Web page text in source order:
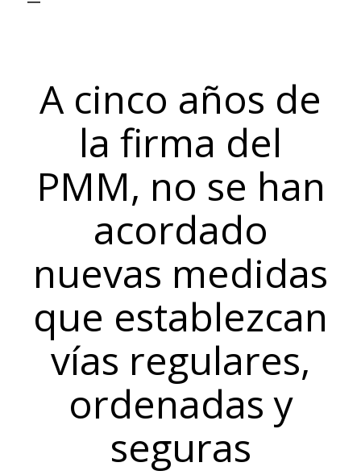
A cinco años de
la firma del
PMM, no se han
acordado
nuevas medidas
que establezcan
vías regulares,
ordenadas y
seguras